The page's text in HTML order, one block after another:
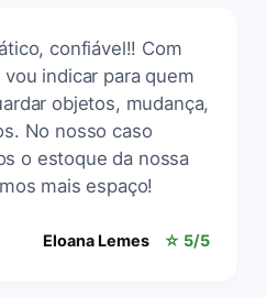
confiável!! Com
indicar para quem
objetos, mudança,
No nosso caso
o estoque da nossa
mais espaço!
Eloana Lemes ☆ 5/5